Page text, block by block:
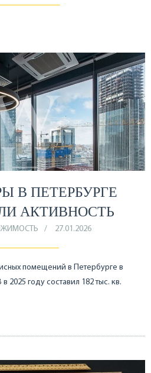
В ПЕТЕРБУРГЕ
АКТИВНОСТЬ
27.01.2026
помещений в Петербурге в
2025 году составил 182 тыс. кв.